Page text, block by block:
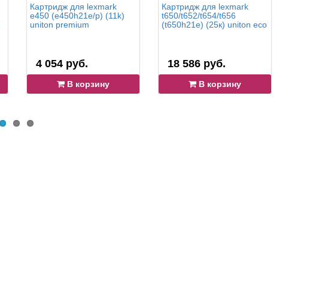
Картридж для lexmark
e450 (e450h21e/p) (11k)
uniton premium
4 054 руб.
В корзину
Картридж для lexmark
t650/t652/t654/t656
(t650h21e) (25к) uniton eco
18 586 руб.
В корзину